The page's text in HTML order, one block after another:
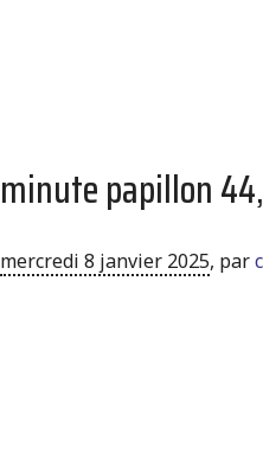
minute papillon
mercredi 8 janvier 2025, par